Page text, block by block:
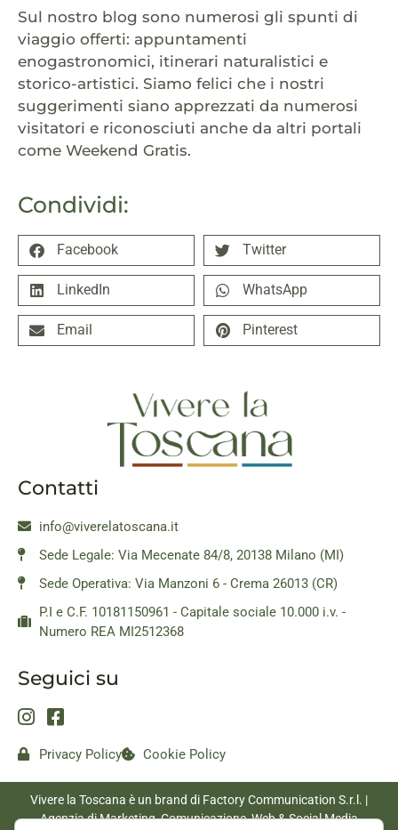
Condividi:
Facebook Twitter
LinkedIn WhatsApp
Email Pinterest
Sul nostro blog sono numerosi gli spunti di
viaggio offerti: appuntamenti
enogastronomici, itinerari naturalistici e
storico-artistici. Siamo felici che i nostri
suggerimenti siano apprezzati da numerosi
visitatori e riconosciuti anche da altri portali
come Weekend Gratis.
Contatti
info@viverelatoscana.it
Sede Legale: Via Mecenate 84/8, 20138 Milano (MI)
Sede Operativa: Via Manzoni 6 - Crema 26013 (CR)
P.I e C.F. 10181150961 - Capitale sociale 10.000 i.v. -
Numero REA MI2512368
Seguici su
Privacy Policy Cookie Policy
Vivere la Toscana è un brand di Factory Communication S.r.l. |
Agenzia di Marketing, Comunicazione, Web & Social Media